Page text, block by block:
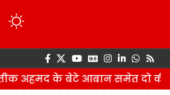
अहमद के बेटे आबान समेत दो की